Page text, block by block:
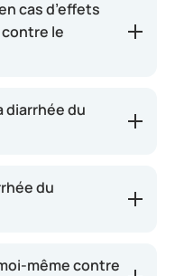
cas d’effets
le
diarrhée du
du
même contre